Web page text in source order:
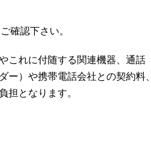
確認下さい。
これに付随する関連機器、通話
ー）や携帯電話会社との契約料、
担となります。